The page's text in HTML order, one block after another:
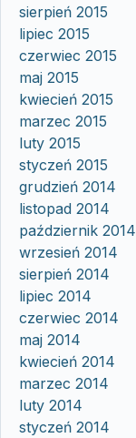
sierpień 2015
lipiec 2015
czerwiec 2015
maj 2015
kwiecień 2015
marzec 2015
luty 2015
styczeń 2015
grudzień 2014
listopad 2014
październik 2014
wrzesień 2014
sierpień 2014
lipiec 2014
czerwiec 2014
maj 2014
kwiecień 2014
marzec 2014
luty 2014
styczeń 2014